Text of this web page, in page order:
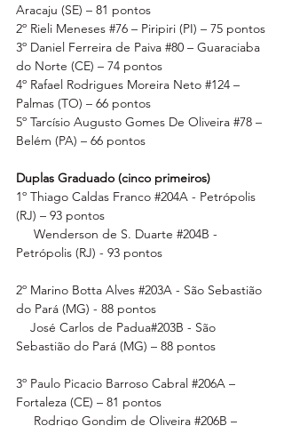
Aracaju (SE) – 81 pontos
2º Rieli Meneses #76 – Piripiri (PI) – 75 pontos
3º Daniel Ferreira de Paiva #80 – Guaraciaba
do Norte (CE) – 74 pontos
4º Rafael Rodrigues Moreira Neto #124 –
Palmas (TO) – 66 pontos
5º Tarcísio Augusto Gomes De Oliveira #78 –
Belém (PA) – 66 pontos
Duplas Graduado (cinco primeiros)
1º Thiago Caldas Franco #204A - Petrópolis
(RJ) – 93 pontos
     Wenderson de S. Duarte
#204B -
Petrópolis (RJ) - 93 pontos
2º Marino Botta Alves #203A - São Sebastião
do Pará (MG) - 88 pontos
Sebastião do Pará (MG) – 88 pontos
3º Paulo Picacio Barroso Cabral #206A –
Fortaleza (CE) – 81 pontos
     Rodrigo Gondim de Oliveira
#206B –